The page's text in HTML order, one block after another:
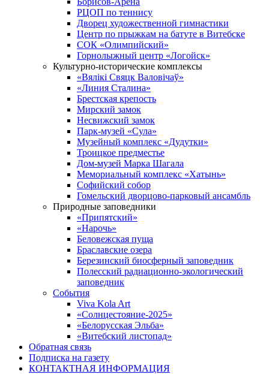
РЦОП по теннису
Дворец художественной гимнастики
Центр по прыжкам на батуте в Витебске
СОК «Олимпийский»
Горнолыжный центр «Логойск»
Культурно-исторические комплексы
«Вялікі Свяцк Валовічаў»
«Линия Сталина»
Брестская крепость
Мирский замок
Несвижский замок
Парк-музей «Сула»
Музейный комплекс «Дудутки»
Троицкое предместье
Дом-музей Марка Шагала
Мемориальный комплекс «Хатынь»
Софийский собор
Гомельский дворцово-парковый ансамбль
Природные заповедники
«Припятский»
«Нарочь»
Беловежская пуща
Браславские озера
Березинский биосферный заповедник
Полесский радиационно-экологический
заповедник
События
Viva Kola Art
«Солнцестояние-2025»
«Белорусская Эльба»
«Витебский листопад»
Обратная связь
Подписка на газету
КОНТАКТНАЯ ИНФОРМАЦИЯ